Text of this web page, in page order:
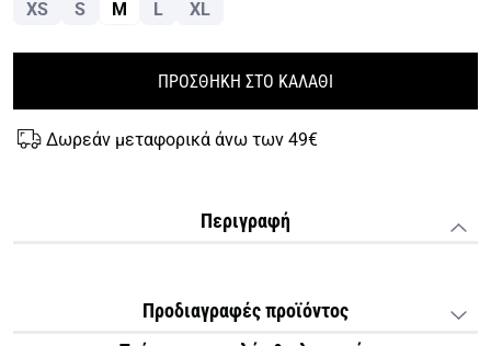
XS S M L XL
ΠΡΟΣΘΗΚΗ ΣΤΟ ΚΑΛΑΘΙ
Δωρεάν μεταφορικά άνω των 49€
Περιγραφή
Προδιαγραφές προϊόντος